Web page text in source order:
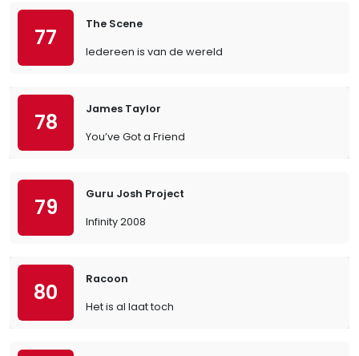
77
The Scene
Iedereen is van de wereld
78
James Taylor
You’ve Got a Friend
79
Guru Josh Project
Infinity 2008
80
Racoon
Het is al laat toch